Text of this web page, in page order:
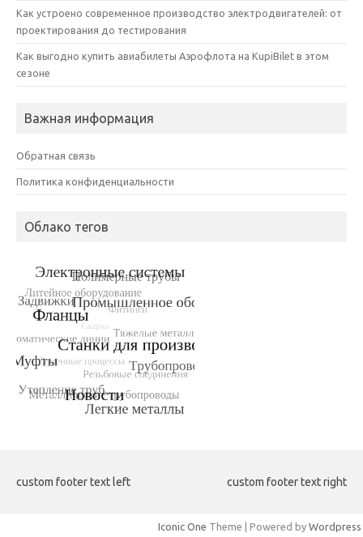
Как устроено современное производство электродвигателей: от
проектирования до тестирования
Как выгодно купить авиабилеты Аэрофлота на KupiBilet в этом
сезоне
Важная информация
Обратная связь
Политика конфиденциальности
Облако тегов
custom footer text left custom footer text right
Iconic One Theme | Powered by Wordpress